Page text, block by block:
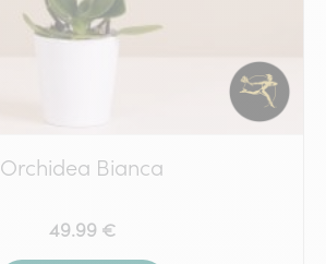
Orchidea Bianca
49.99 €